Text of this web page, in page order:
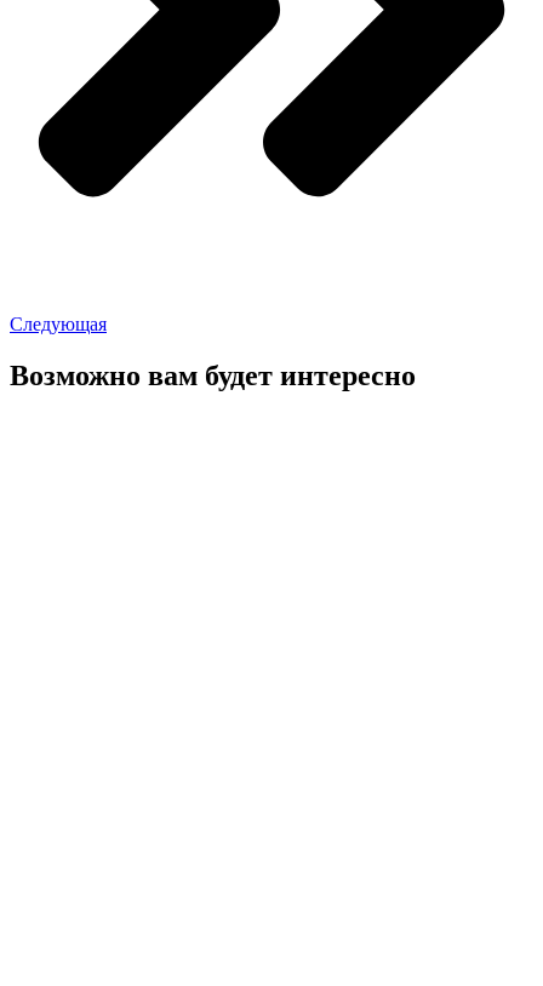
Следующая
Возможно вам будет интересно